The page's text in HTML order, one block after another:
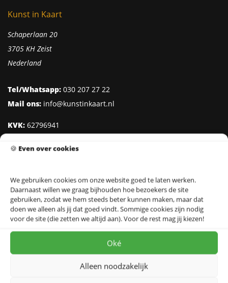
🍪 Even over cookies
We gebruiken cookies om onze website goed te laten werken.
Daarnaast willen we graag bijhouden hoe bezoekers de site
gebruiken, zodat we hem steeds beter kunnen maken, maar dat
doen we alleen als jij dat goed vindt. Sommige cookies zijn nodig
voor de site (die zetten we altijd aan). Voor de rest mag jij kiezen!
Oké
Alleen noodzakelijk
Kunst in Kaart
Schaperlaan 20
3705 KH Zeist
Nederland
Tel/Whatsapp: 030 207 27 22
Mail ons: info@kunstinkaart.nl
KVK: 62796941
IBAN:NL95 INGB 0006 8527 18
Klantenservice
Over Kunst in Kaart
Prijzen